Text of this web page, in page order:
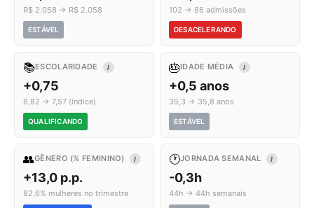
R$ 2.058 → R$ 2.058
ESTÁVEL
102 → 86 admissões
DESACELERANDO
📚ESCOLARIDADE I
+0,75
6,82 → 7,57 (índice)
QUALIFICANDO
🎂IDADE MÉDIA I
+0,5 anos
35,3 → 35,8 anos
ESTÁVEL
👥GÊNERO (% FEMININO) I
+13,0 p.p.
82,6% mulheres no trimestre
🕐JORNADA SEMANAL I
-0,3h
44h → 44h semanais